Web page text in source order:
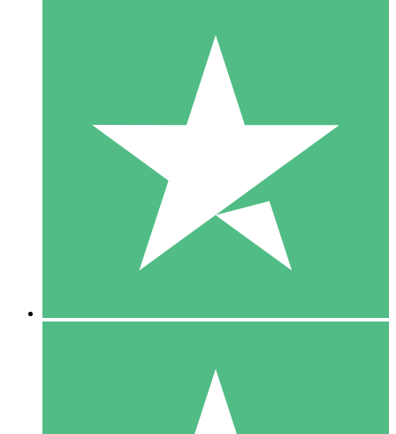
Individuella Kreditpaket
Betala per användning med nedladdningskrediter. Inget
1 Nedladdningar
10 00
10 Nedladdningar
20 00